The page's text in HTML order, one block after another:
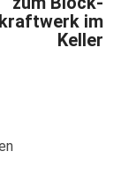
im
Keller